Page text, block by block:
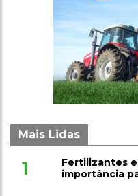
Mais Lidas
1
Fertilizantes
importância